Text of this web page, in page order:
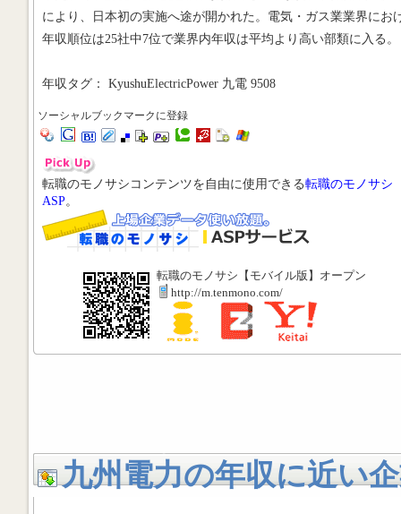
により、日本初の実施へ途が開かれた。電気・ガス業業界にお
年収順位は25社中7位で業界内年収は平均より高い部類に入る。
年収タグ： KyushuElectricPower 九電 9508
ソーシャルブックマークに登録
転職のモノサシコンテンツを自由に使用できる転職のモノサシ
ASP。
転職のモノサシ【モバイル版】オープン
http://m.tenmono.com/
九州電力の年収に近い